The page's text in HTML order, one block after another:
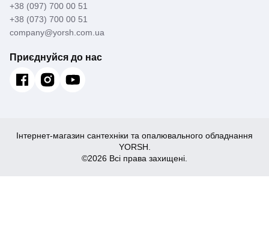
+38 (097) 700 00 51
+38 (073) 700 00 51
company@yorsh.com.ua
Приєднуйся до нас
Інтернет-магазин сантехніки та опалювального обладнання
YORSH.
©2026 Всі права захищені.